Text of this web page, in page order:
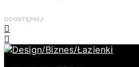
UDOSTĘPNIJ